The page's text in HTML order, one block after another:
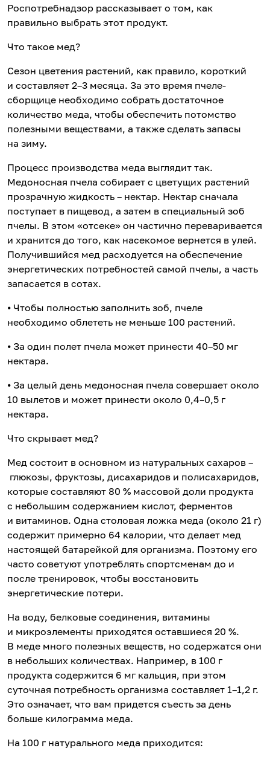
Роспотребнадзор рассказывает о том, как
правильно выбрать этот продукт.
Что такое мед?
Сезон цветения растений, как правило, короткий
и составляет 2–3 месяца. За это время пчеле-
сборщице необходимо собрать достаточное
количество меда, чтобы обеспечить потомство
полезными веществами, а также сделать запасы
на зиму.
Процесс производства меда выглядит так.
Медоносная пчела собирает с цветущих растений
прозрачную жидкость – нектар. Нектар сначала
поступает в пищевод, а затем в специальный зоб
пчелы. В этом «отсеке» он частично переваривается
и хранится до того, как насекомое вернется в улей.
Получившийся мед расходуется на обеспечение
энергетических потребностей самой пчелы, а часть
запасается в сотах.
⦁ Чтобы полностью заполнить зоб, пчеле
необходимо облететь не меньше 100 растений.
⦁ За один полет пчела может принести 40–50 мг
нектара.
⦁ За целый день медоносная пчела совершает около
10 вылетов и может принести около 0,4–0,5 г
нектара.
Что скрывает мед?
Мед состоит в основном из натуральных сахаров –
глюкозы, фруктозы, дисахаридов и полисахаридов,
которые составляют 80 % массовой доли продукта
с небольшим содержанием кислот, ферментов
и витаминов. Одна столовая ложка меда (около 21 г)
содержит примерно 64 калории, что делает мед
настоящей батарейкой для организма. Поэтому его
часто советуют употреблять спортсменам до и
после тренировок, чтобы восстановить
энергетические потери.
На воду, белковые соединения, витамины
и микроэлементы приходятся оставшиеся 20 %.
В меде много полезных веществ, но содержатся они
в небольших количествах. Например, в 100 г
продукта содержится 6 мг кальция, при этом
суточная потребность организма составляет 1–1,2 г.
Это означает, что вам придется съесть за день
больше килограмма меда.
На 100 г натурального меда приходится: